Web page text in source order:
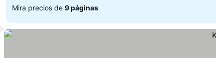
Mira precios de 9 páginas